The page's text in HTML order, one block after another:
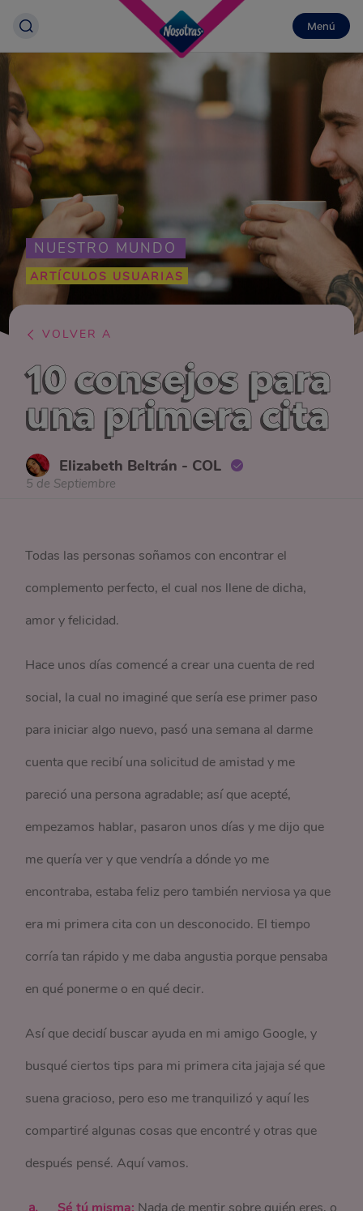
Menú
NUESTRO MUNDO
ARTÍCULOS USUARIAS
VOLVER A
10 consejos para
una primera cita
Elizabeth Beltrán - COL
5 de Septiembre
Todas las personas soñamos con encontrar el
complemento perfecto, el cual nos llene de dicha,
amor y felicidad.
Hace unos días comencé a crear una cuenta de red
social, la cual no imaginé que sería ese primer paso
para iniciar algo nuevo, pasó una semana al darme
cuenta que recibí una solicitud de amistad y me
pareció una persona agradable; así que acepté,
empezamos hablar, pasaron unos días y me dijo que
me quería ver y que vendría a dónde yo me
encontraba, estaba feliz pero también nerviosa ya que
era mi primera cita con un desconocido. El tiempo
corría tan rápido y me daba angustia porque pensaba
en qué ponerme o en qué decir.
Así que decidí buscar ayuda en mi amigo Google, y
busqué ciertos tips para mi primera cita jajaja sé que
suena gracioso, pero eso me tranquilizó y aquí les
compartiré algunas cosas que encontré y otras que
después pensé. Aquí vamos.